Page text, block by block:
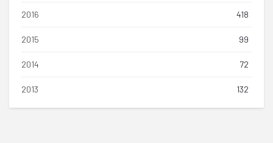
2016 418
2015 99
2014 72
2013 132